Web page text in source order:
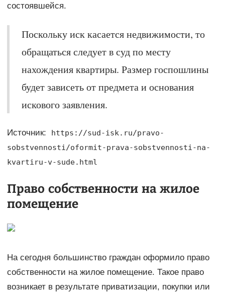
состоявшейся.
Поскольку иск касается недвижимости, то
обращаться следует в суд по месту
нахождения квартиры. Размер госпошлины
будет зависеть от предмета и основания
искового заявления.
Источник:
https://sud-isk.ru/pravo-
sobstvennosti/oformit-prava-sobstvennosti-na-
kvartiru-v-sude.html
Право собственности на жилое
помещение
На сегодня большинство граждан оформило право
собственности на жилое помещение. Такое право
возникает в результате приватизации, покупки или